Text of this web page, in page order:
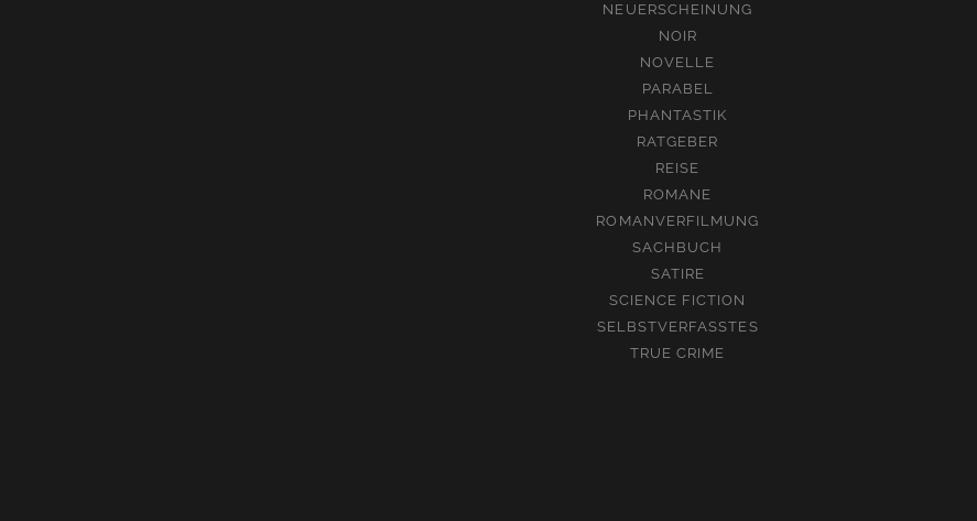
NEUERSCHEINUNG
NOIR
NOVELLE
PARABEL
PHANTASTIK
RATGEBER
REISE
ROMANE
ROMANVERFILMUNG
SACHBUCH
SATIRE
SCIENCE FICTION
SELBSTVERFASSTES
TRUE CRIME